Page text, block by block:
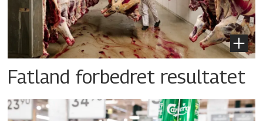
Fatland forbedret resultatet